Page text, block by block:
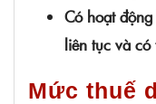
Có hoạt
liên tục và
Mức thuế